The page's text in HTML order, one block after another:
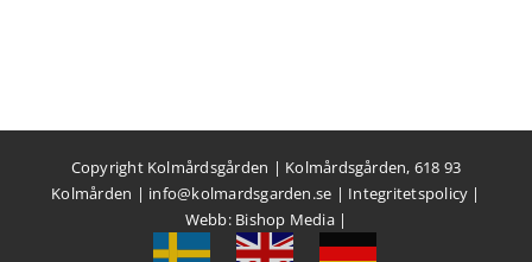
Copyright Kolmårdsgården | Kolmårdsgården, 618 93
Kolmården | info@kolmardsgarden.se | Integritetspolicy |
Webb: Bishop Media|